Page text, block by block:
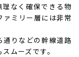
なく確保できる物
ミリー層には非常
通りなどの幹線道路
ムーズです。